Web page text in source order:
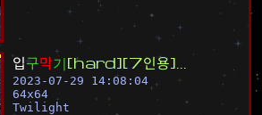
입구막기[hard][7인용]
2023-07-29 14:08:04
64x64
Twilight